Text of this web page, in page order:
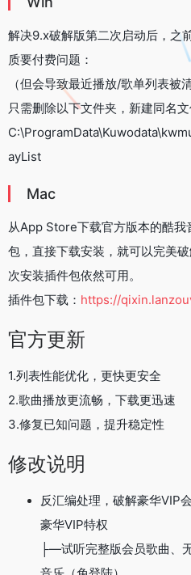
解决9.x破解版第二次启动后，之
质要付费问题：
（但会导致最近播放/歌单列表被清
只需删除以下文件夹，新建同名
ayList
Mac
从App Store下载官方版本的酷
包，直接下载安装，就可以完美
次安装插件包依然可用。
插件包下载： https://
官方更新
1.列表性能优化，更快更安全
2.歌曲播放更流畅，下载更迅速
3.修复已知问题，提升稳定性
修改说明
反汇编处理，破解豪华VIP
豪华VIP特权
├—试听完整版会员歌曲、